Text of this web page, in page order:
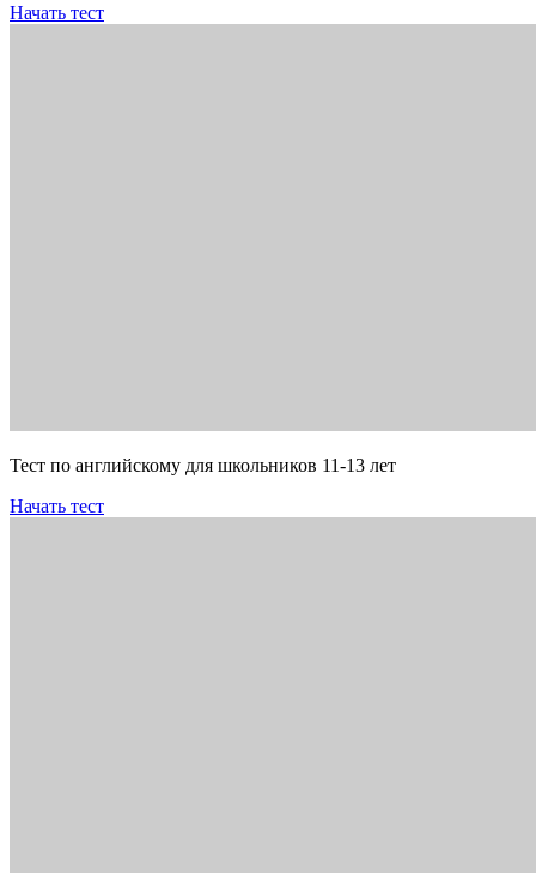
Начать тест
Тест по английскому для школьников 11-13 лет
Начать тест